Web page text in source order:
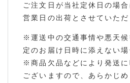
ご注文日が当社定休日の場
営業日の出荷とさせていただ
※運送中の交通事情や悪天
定のお届け日時に添えない場
※商品欠品などにより発送
ございますので、あらかじ